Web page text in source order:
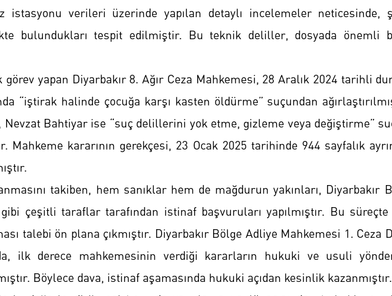
istasyonu verileri üzerinde yapılan detaylı incelemeler neticesinde,
bulundukları tespit edilmiştir. Bu teknik deliller, dosyada önemli
yapan Diyarbakır 8. Ağır Ceza Mahkemesi, 28 Aralık 2024 tarihli
“iştirak halinde çocuğa karşı kasten öldürme” suçundan
Nevzat Bahtiyar ise “suç delillerini yok etme, gizleme veya değiştirme”
Mahkeme kararının gerekçesi, 23 Ocak 2025 tarihinde 944 sayfalık
takiben, hem sanıklar hem de mağdurun yakınları, Diyarbakır
çeşitli taraflar tarafından istinaf başvuruları yapılmıştır. Bu
talebi ön plana çıkmıştır. Diyarbakır Bölge Adliye Mahkemesi 1. Ceza
ilk derece mahkemesinin verdiği kararların hukuki ve usuli
Böylece dava, istinaf aşamasında hukuki açıdan kesinlik kazanmıştır.